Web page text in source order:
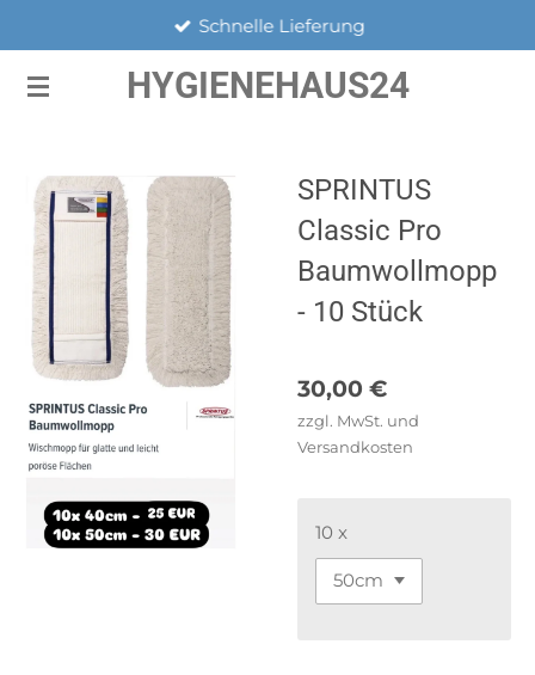
springen
HYGIENEHAUS24
Schnelle Lieferung
SPRINTUS
Classic Pro
Baumwollmopp
- 10 Stück
30,00 €
zzgl. MwSt. und
Versandkosten
10 x